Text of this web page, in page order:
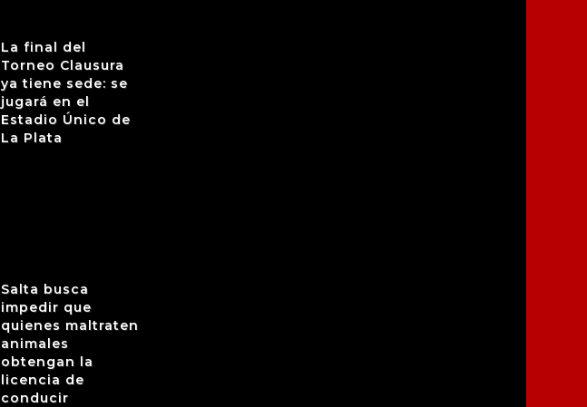
La final del
Torneo Clausura
ya tiene sede: se
jugará en el
Estadio Único de
La Plata
Salta busca
impedir que
quienes maltraten
animales
obtengan la
licencia de
conducir